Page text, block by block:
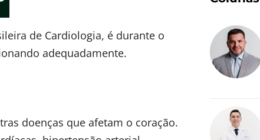
de Cardiologia, é durante o
adequadamente.
doenças que afetam o coração.